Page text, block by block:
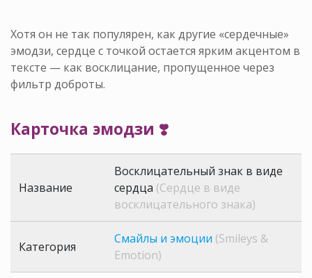
Хотя он не так популярен, как другие «сердечные»
эмодзи, сердце с точкой остается ярким акцентом в
тексте — как восклицание, пропущенное через
фильтр доброты.
Карточка эмодзи ❣️
Название
Восклицательный знак в виде
сердца (Сердце в виде
восклицательного знака)
Категория
Смайлы и эмоции (Smileys &
Emotion)